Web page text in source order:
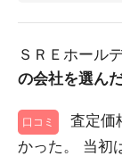
ＳＲＥホール
の会社を選ん
口コミ
査定価
かった。 当初